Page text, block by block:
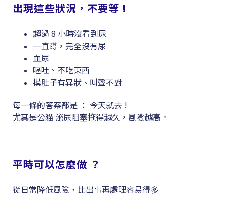
出現這些狀況，不要等 !
超過 8 小時沒看到尿
一直蹲，完全沒有尿
血尿
嘔吐、不吃東西
摸肚子有異狀、叫聲不對
每一條的答案都是 ： 今天就去 !
尤其是公貓 泌尿阻塞拖得越久，風險越高。
平時可以怎麼做 ？
從日常降低風險，比出事再處理容易得多